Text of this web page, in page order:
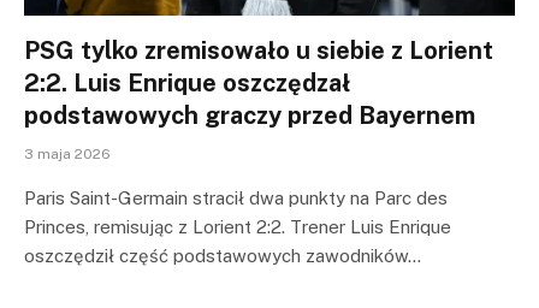
PSG tylko zremisowało u siebie z Lorient
2:2. Luis Enrique oszczędzał
podstawowych graczy przed Bayernem
3 maja 2026
Paris Saint-Germain stracił dwa punkty na Parc des
Princes, remisując z Lorient 2:2. Trener Luis Enrique
oszczędził część podstawowych zawodników…